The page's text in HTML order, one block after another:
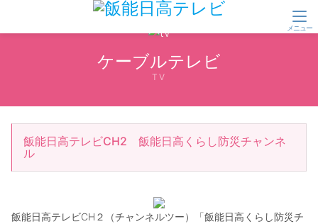
ケーブルテレビ
TV
飯能日高テレビCH2 飯能日高くらし防災チャンネ
ル
飯能日高テレビCH２（チャンネルツー）「飯能日高くらし防災チ